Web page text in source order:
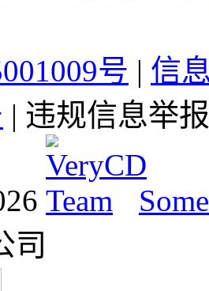
号 | 信
| 违规信息举
司